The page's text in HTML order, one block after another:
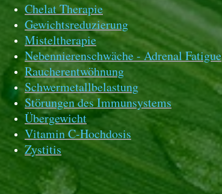
Chelat Therapie
Gewichtsreduzierung
Misteltherapie
Nebennierenschwäche - Adrenal Fatigue
Raucherentwöhnung
Schwermetallbelastung
Störungen des Immunsystems
Übergewicht
Vitamin C-Hochdosis
Zystitis